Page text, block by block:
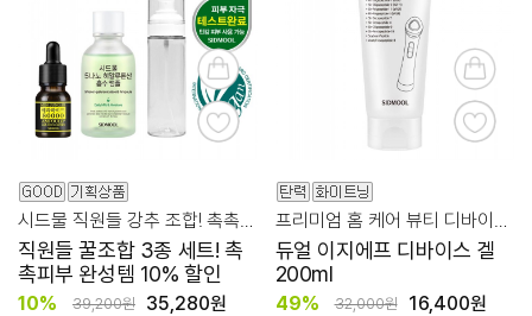
직원들 꿀조합 3종 세트! 촉
촉피부 완성템 10% 할인
10% 39,200원 35,280원
듀얼 이지에프 디바이스 겔
200ml
49% 32,000원 16,400원